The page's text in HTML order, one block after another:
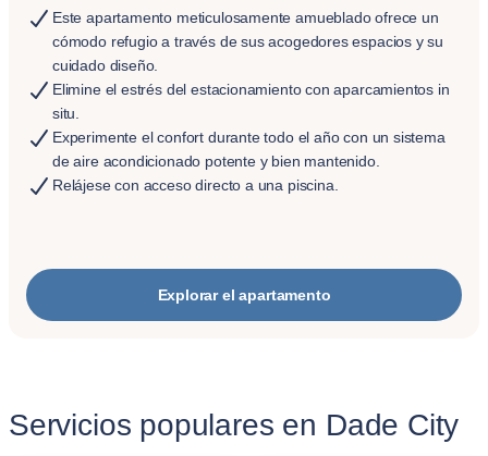
Este apartamento meticulosamente amueblado ofrece un
cómodo refugio a través de sus acogedores espacios y su
cuidado diseño.
Elimine el estrés del estacionamiento con aparcamientos in
situ.
Experimente el confort durante todo el año con un sistema
de aire acondicionado potente y bien mantenido.
Relájese con acceso directo a una piscina.
Explorar el apartamento
Servicios populares en Dade City